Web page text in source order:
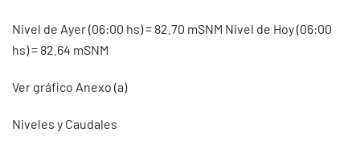
Nivel de Ayer (06:00 hs) = 82.70 mSNM Nivel de Hoy (06:00
hs) = 82.64 mSNM
Ver gráfico Anexo (a)
Niveles y Caudales